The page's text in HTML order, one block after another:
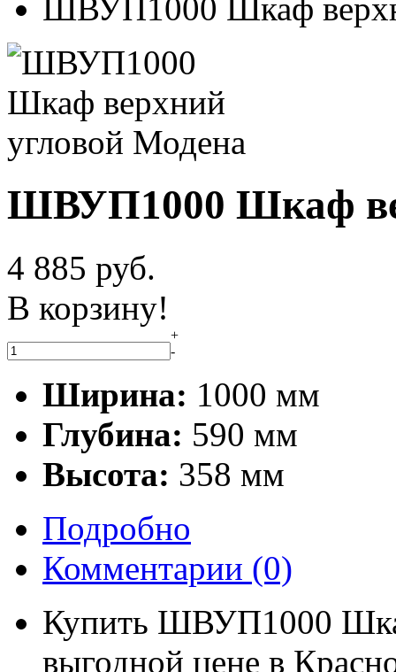
ШВУП1000 Шкаф
ШВУП1000 Шкаф
4 885 руб.
В корзину!
+
-
Ширина: 1000 мм
Глубина: 590 мм
Высота: 358 мм
Подробно
Комментарии (0)
Купить ШВУП1000
выгодной цене в